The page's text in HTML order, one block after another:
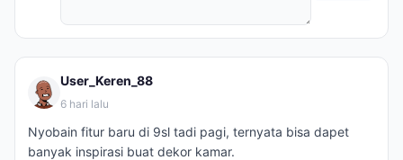
User_Keren_88
6 hari lalu
Nyobain fitur baru di 9sl tadi pagi, ternyata bisa dapet
banyak inspirasi buat dekor kamar.